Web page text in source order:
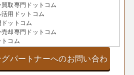
取専門ドットコム
用ドットコム
ットコム
却専門ドットコム
コム
パートナーへのお問い合わ